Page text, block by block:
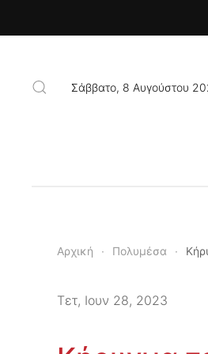
Σάββατο, 8 Αυγούστου
Αρχική Πολυμέσα
Τετ, Ιουν 28, 2023